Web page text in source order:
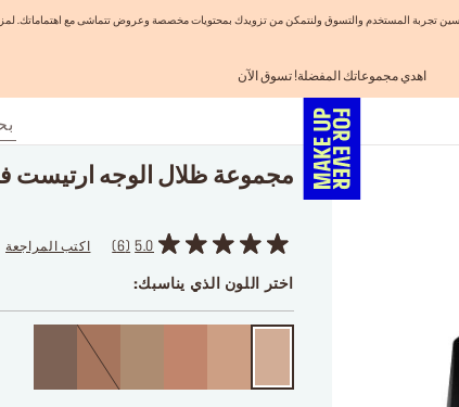
تجربة المستخدم والتسوق ولنتمكن من تزويدك بمحتويات مخصصة وعروض تتماشى مع اهتماماتك.
شحن مجاني لجميع الطلبات
تسوق الآن و ادفع لاحقاً مع تابي
اهدي مجموعاتك المفضلة! تسوق الآن
الفرصة الأخيرة: خصم 25% على خطوط مختارة
مجموعة ظلال الوجه ارتيست
5.0
6 اكتب المراجعة
اختر اللون الذي يناسبك: